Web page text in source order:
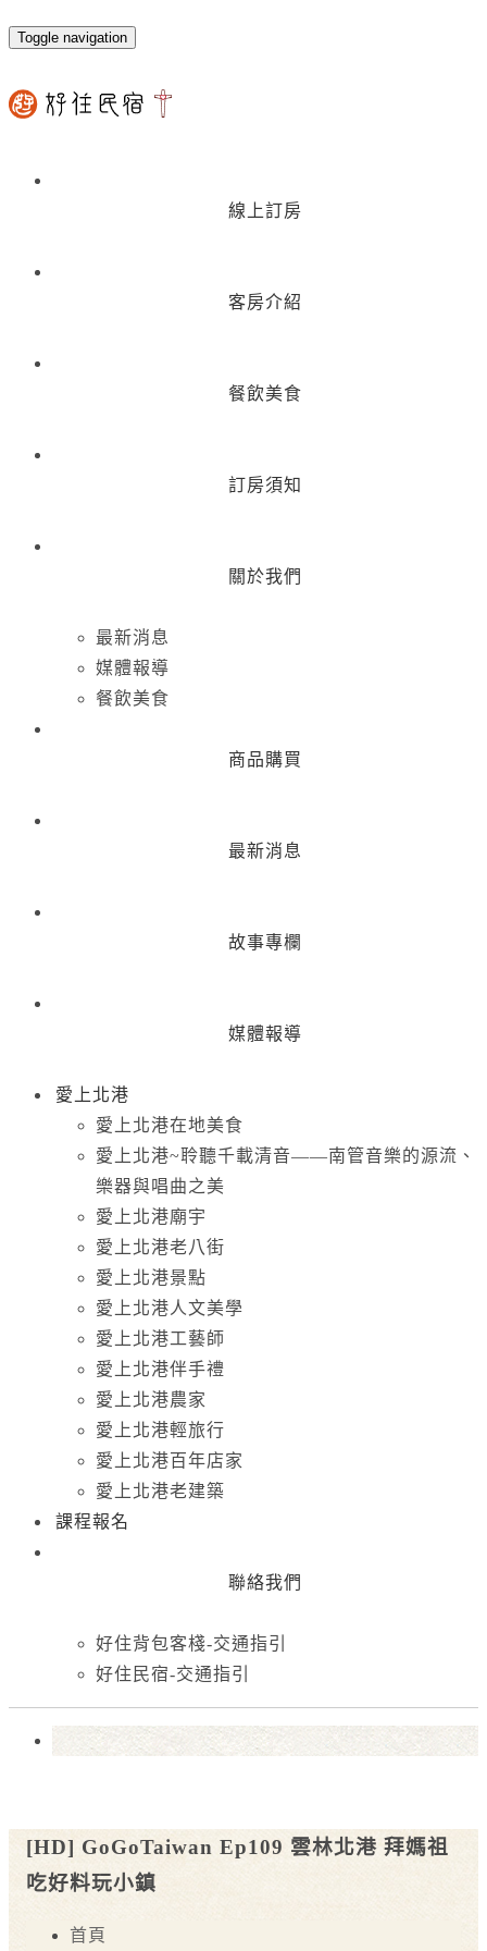
Toggle navigation
線上訂房
客房介紹
餐飲美食
訂房須知
關於我們
最新消息
媒體報導
餐飲美食
商品購買
最新消息
故事專欄
媒體報導
愛上北港
愛上北港在地美食
愛上北港~聆聽千載清音——南管音樂的源流、
樂器與唱曲之美
愛上北港廟宇
愛上北港老八街
愛上北港景點
愛上北港人文美學
愛上北港工藝師
愛上北港伴手禮
愛上北港農家
愛上北港輕旅行
愛上北港百年店家
愛上北港老建築
課程報名
聯絡我們
好住背包客棧-交通指引
好住民宿-交通指引
[HD] GoGoTaiwan Ep109 雲林北港 拜媽祖
吃好料玩小鎮
首頁